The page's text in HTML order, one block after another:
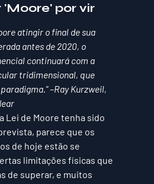
por vir
atingir o final de sua
antes de 2020, o
continuará com a
tridimensional, que
–Ray Kurzweil,
Lei de Moore tenha sido
parece que os
de hoje estão se
limitações físicas que
de superar, e muitos